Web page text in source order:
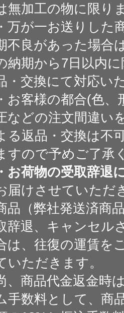
無加工の物に限り
・万が一お送りした
不良があった場合
納期から7日以内
・交換にて対応い
・お客様の都合(色、
などの注文間違い
る返品・交換は不
すので予めご了承
・お荷物の受取辞退
届けさせていただ
品（弊社発送済商
辞退、キャンセル
は、往復の運賃を
いただきます。
、商品代金返金時
手数料として、商